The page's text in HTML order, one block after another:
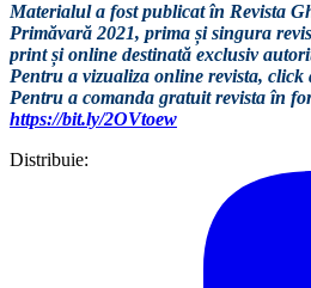
Materialul a fost publicat în Revista
Primăvară 2021, prima și singura
print și online destinată exclusiv
Pentru a vizualiza online revista, click
Pentru a comanda gratuit revista în
https://bit.ly/2OVtoew
Distribuie: